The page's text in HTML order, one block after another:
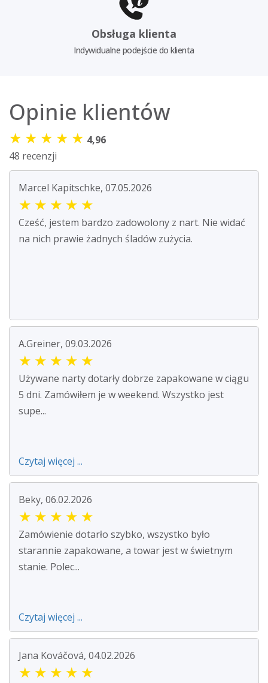
Obsługa klienta
Indywidualne podejście do klienta
Opinie klientów
★ ★ ★ ★ ★ 4,96
48 recenzji
Marcel Kapitschke, 07.05.2026
★ ★ ★ ★ ★
Cześć, jestem bardzo zadowolony z nart. Nie widać
na nich prawie żadnych śladów zużycia.
A.Greiner, 09.03.2026
★ ★ ★ ★ ★
Używane narty dotarły dobrze zapakowane w ciągu
5 dni. Zamówiłem je w weekend. Wszystko jest
supe...
Czytaj więcej ...
Beky, 06.02.2026
★ ★ ★ ★ ★
Zamówienie dotarło szybko, wszystko było
starannie zapakowane, a towar jest w świetnym
stanie. Polec...
Czytaj więcej ...
Jana Kováčová, 04.02.2026
★ ★ ★ ★ ★